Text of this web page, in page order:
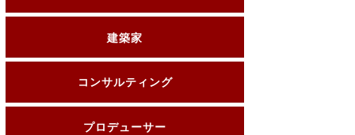
建築家
コンサルティング
プロデューサー